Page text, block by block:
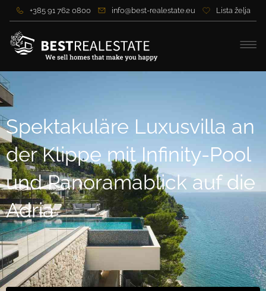
+385 91 762 0800 info@best-realestate.eu Lista želja
Spektakuläre Luxusvilla an
der Klippe mit Infinity-Pool
und Panoramablick auf die
Adria